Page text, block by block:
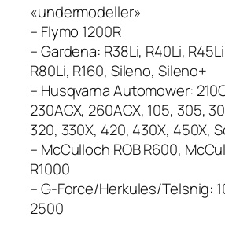
«undermodeller»
– Flymo 1200R
– Gardena: R38Li, R40Li,
R80Li, R160, Sileno, Sileno+
– Husqvarna Automower:
230ACX, 260ACX, 105, 305,
320, 330X, 420, 430X, 450X,
– McCulloch ROB R600,
R1000
– G-Force/Herkules/Telsnig:
2500